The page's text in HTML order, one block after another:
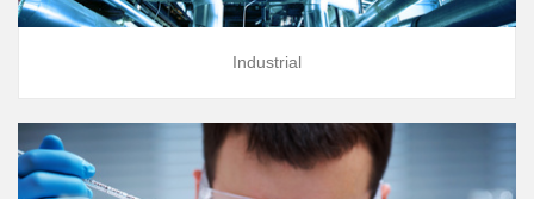
Industrial